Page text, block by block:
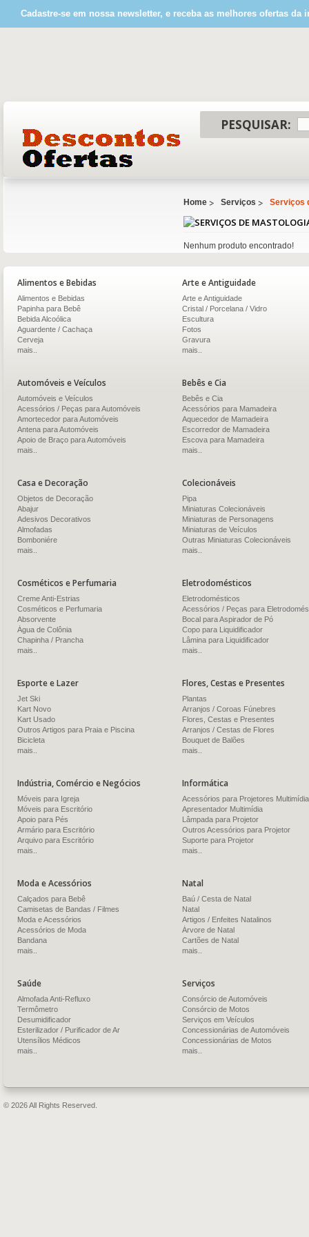
Cadastre-se em nossa newsletter, e receba as melhores ofertas da
PESQUISAR:
Home Serviços Serviços
Nenhum produto encontrado!
Alimentos e Bebidas
Alimentos e Bebidas
Papinha para Bebê
Bebida Alcoólica
Aguardente / Cachaça
Cerveja
mais..
Arte e Antiguidade
Arte e Antiguidade
Cristal / Porcelana / Vidro
Escultura
Fotos
Gravura
mais..
Automóveis e Veículos
Automóveis e Veículos
Acessórios / Peças para Automóveis
Amortecedor para Automóveis
Antena para Automóveis
Apoio de Braço para Automóveis
mais..
Bebês e Cia
Bebês e Cia
Acessórios para Mamadeira
Aquecedor de Mamadeira
Escorredor de Mamadeira
Escova para Mamadeira
mais..
Casa e Decoração
Objetos de Decoração
Abajur
Adesivos Decorativos
Almofadas
Bomboniére
mais..
Colecionáveis
Pipa
Miniaturas Colecionáveis
Miniaturas de Personagens
Miniaturas de Veículos
Outras Miniaturas Colecionáveis
mais..
Cosméticos e Perfumaria
Creme Anti-Estrias
Cosméticos e Perfumaria
Absorvente
Água de Colônia
Chapinha / Prancha
mais..
Eletrodomésticos
Eletrodomésticos
Acessórios / Peças para
Bocal para Aspirador de Pó
Copo para Liquidificador
Lâmina para Liquidificador
mais..
Esporte e Lazer
Jet Ski
Kart Novo
Kart Usado
Outros Artigos para Praia e Piscina
Bicicleta
mais..
Flores, Cestas e Presentes
Plantas
Arranjos / Coroas Fúnebres
Flores, Cestas e Presentes
Arranjos / Cestas de Flores
Bouquet de Balões
mais..
Indústria, Comércio e Negócios
Móveis para Igreja
Móveis para Escritório
Apoio para Pés
Armário para Escritório
Arquivo para Escritório
mais..
Informática
Acessórios para Projetores Multimídia
Apresentador Multimídia
Lâmpada para Projetor
Outros Acessórios para Projetor
Suporte para Projetor
mais..
Moda e Acessórios
Calçados para Bebê
Camisetas de Bandas / Filmes
Moda e Acessórios
Acessórios de Moda
Bandana
mais..
Natal
Baú / Cesta de Natal
Natal
Artigos / Enfeites Natalinos
Árvore de Natal
Cartões de Natal
mais..
Saúde
Almofada Anti-Refluxo
Termômetro
Desumidificador
Esterilizador / Purificador de Ar
Utensílios Médicos
mais..
Serviços
Consórcio de Automóveis
Consórcio de Motos
Serviços em Veículos
Concessionárias de Automóveis
Concessionárias de Motos
mais..
© 2026 All Rights Reserved.